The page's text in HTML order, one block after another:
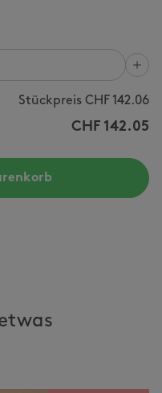
Stückpreis CHF 142.06
CHF 142.05